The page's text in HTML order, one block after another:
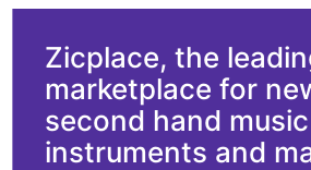
Zicplace, the
marketplace for
second hand music
instruments and